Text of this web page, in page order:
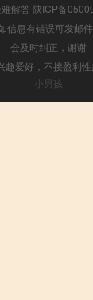
解答 陕ICP备
信息有错误可发邮
会及时纠正，谢谢
趣爱好，不接盈利
小男孩